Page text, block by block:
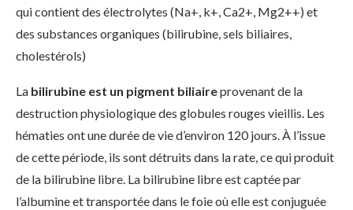
qui contient des électrolytes (Na+, k+, Ca2+, Mg2++) et
des substances organiques (bilirubine, sels biliaires,
cholestérols)
La bilirubine est un pigment biliaireprovenant de la
destruction physiologique des globules rouges vieillis. Les
hématies ont une durée de vie d’environ 120 jours. À l’issue
de cette période, ils sont détruits dans la rate, ce qui produit
de la bilirubine libre. La bilirubine libre est captée par
l’albumine et transportée dans le foie où elle est conjuguée